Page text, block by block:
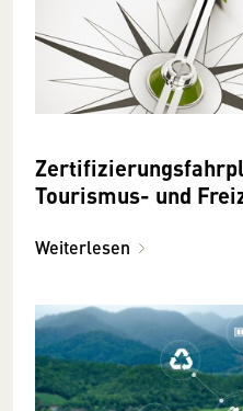
Tourismus- und
Weiterlesen